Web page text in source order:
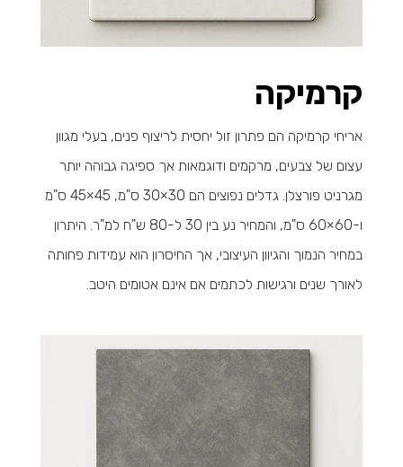
קרמיקה
אריחי קרמיקה הם פתרון זול יחסית לריצוף פנים, בעלי מגוון
עצום של צבעים, מרקמים ודוגמאות אך ספיגה גבוהה יותר
מגרניט פורצלן. גדלים נפוצים הם 30×30 ס"מ, 45×45 ס"מ
ו-60×60 ס"מ, והמחיר נע בין 30 ל-80 ש"ח למ"ר. היתרון
במחיר הנמוך והגיוון העיצובי, אך החיסרון הוא עמידות פחותה
לאורך שנים ורגישות לכתמים אם אינם אטומים היטב.